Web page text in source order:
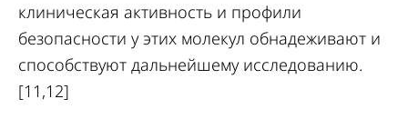
клиническая активность и профили
безопасности у этих молекул обнадеживают и
способствуют дальнейшему исследованию.
[11,12]